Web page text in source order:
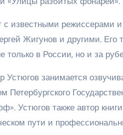
с известными режиссерами
Жигунов и другими. Его
только в России, но и за
Устюгов занимается
Петербургского
Устюгов также автор
пути и